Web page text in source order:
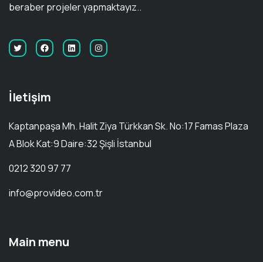
beraber projeler yapmaktayız..
İletişim
Kaptanpaşa Mh. Halit Ziya Türkkan Sk. No:17 Famas Plaza
A Blok Kat:9 Daire:32 Şişli İstanbul
0212 320 97 77
info@provideo.com.tr
Main menu